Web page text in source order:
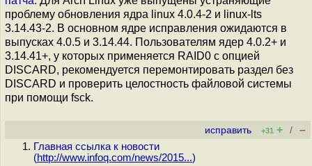
проблему обновления ядра linux 4.0.4-2 и linux-lts
3.14.43-2. В основном ядре исправления ожидаются в
выпусках 4.0.5 и 3.14.44. Пользователям ядер 4.0.2+ и
3.14.41+, у которых применяется RAID0 с опцией
DISCARD, рекомендуется перемонтировать раздел без
DISCARD и проверить целостность файловой системы
при помощи fsck.
исправить +31 + / –
Главная ссылка к новости
(http://www.infoq.com/news/2015...)